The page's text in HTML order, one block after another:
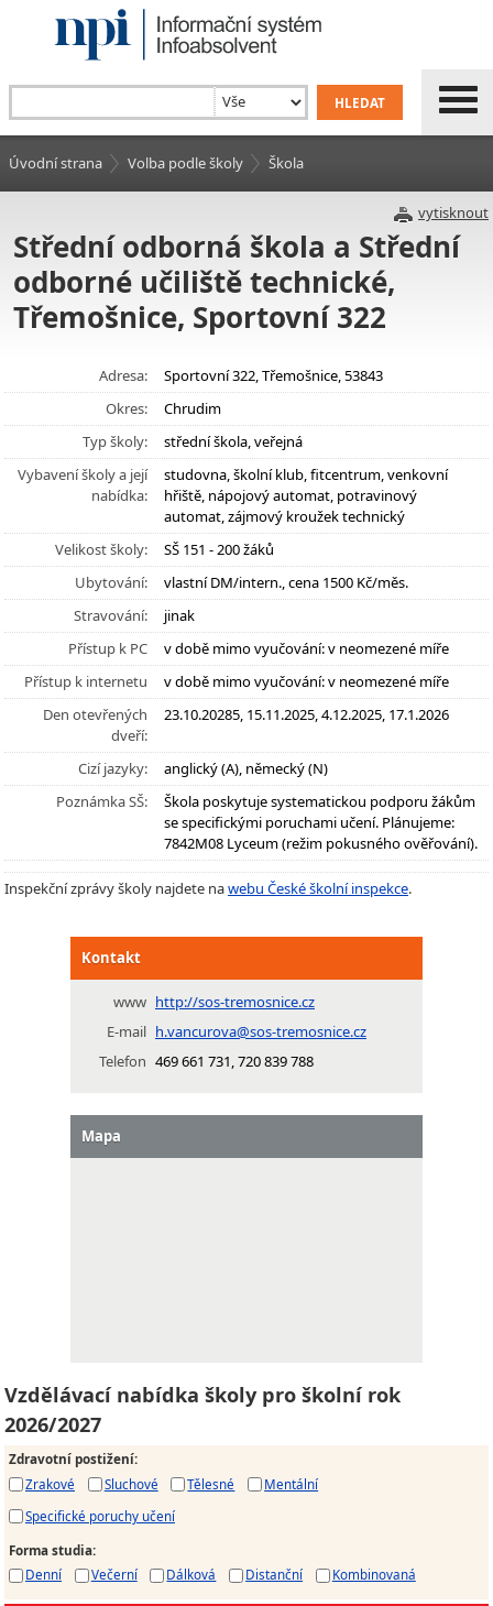
Úvodní strana Volba podle školy Škola
vytisknout
Střední odborná škola a Střední
odborné učiliště technické,
Třemošnice, Sportovní 322
Adresa:
Sportovní 322, Třemošnice, 53843
Okres:
Chrudim
Typ školy:
střední škola, veřejná
Vybavení školy a její
nabídka:
studovna, školní klub, fitcentrum, venkovní
hřiště, nápojový automat, potravinový
automat, zájmový kroužek technický
Velikost školy:
SŠ 151 - 200 žáků
Ubytování:
vlastní DM/intern., cena 1500 Kč/měs.
Stravování:
jinak
Přístup k PC
v době mimo vyučování: v neomezené míře
Přístup k internetu
v době mimo vyučování: v neomezené míře
Den otevřených
dveří:
23.10.20285, 15.11.2025, 4.12.2025, 17.1.2026
Cizí jazyky:
anglický (A), německý (N)
Poznámka SŠ:
Škola poskytuje systematickou podporu žákům
se specifickými poruchami učení. Plánujeme:
7842M08 Lyceum (režim pokusného ověřování).
Inspekční zprávy školy najdete nawebu České školní inspekce.
Kontakt
www http://sos-tremosnice.cz
E-mail h.vancurova@sos-tremosnice.cz
Telefon 469 661 731, 720 839 788
Mapa
Vzdělávací nabídka školy pro školní rok
2026/2027
Zdravotní postižení:
Zrakové
Sluchové Tělesné
Mentální
Specifické poruchy učení
Forma studia:
Denní
Večerní Dálková Distanční Kombinovaná